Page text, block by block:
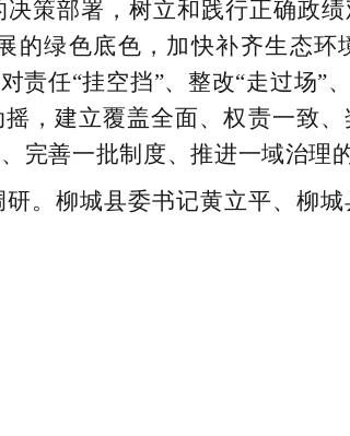
策部署，树立和践行正确政
的绿色底色，加快补齐生态
责任“挂空挡”、整改“走过场”
，建立覆盖全面、权责一致
完善一批制度、推进一域治理
。柳城县委书记黄立平、柳